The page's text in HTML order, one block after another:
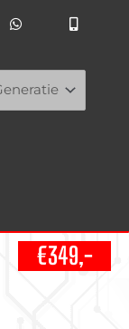
€349,-